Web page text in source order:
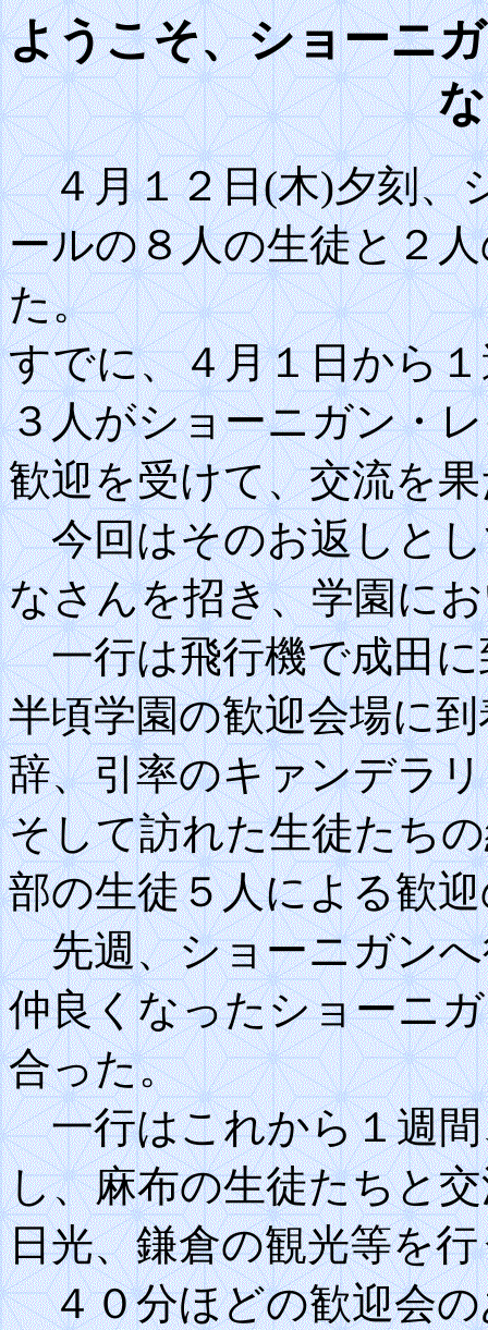
ようこそ、ショーニ
４月１２日(木)夕刻、
ールの８人の生徒と２
た。
すでに、４月１日から
３人がショーニガン・
歓迎を受けて、交流を
今回はそのお返しとし
なさんを招き、学園に
一行は飛行機で成田に
半頃学園の歓迎会場に
辞、引率のキァンデラ
そして訪れた生徒たち
部の生徒５人による歓
先週、ショーニガンへ
仲良くなったショーニ
合った。
一行はこれから１週間
し、麻布の生徒たちと
日光、鎌倉の観光等を
４０分ほどの歓迎会の